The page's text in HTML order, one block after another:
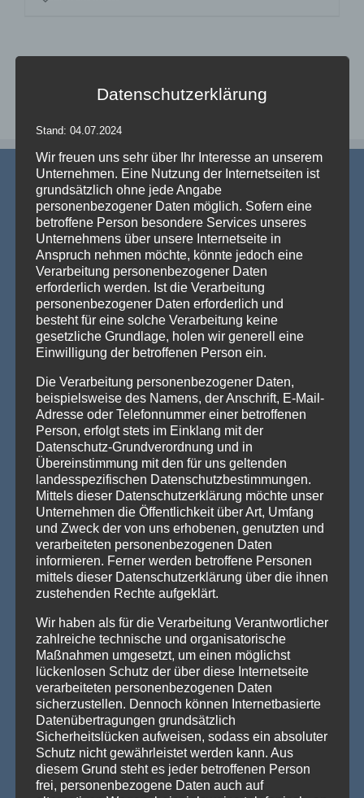
AKTUELLE NEWS
💡 Messehallen sind riesig, die Decken extrem hoch
– Wenn die Technik verschwindet und die Marken
strahlen – Traversenhussen
Traversenhussen: Die elegante Lösung für technische Konstruktionen
Wer hier einen [...] Weiterlesen »
Vom Gentlemen’s Club zum Eventhighlight – wie
GALACTICA den Chesterfield-Look neu erfindet
Die Stehtischhusse GALACTICA im Chesterfield Style bringt
den ikonischen Gentlemen’s-Club-Charme [...]Weiterlesen »
Wenn eine ganze Stadt im Halloween-Fieber ist…
Willkommen in Arnstadt! Zum 25. Mal verwandelt sich
Arnstadt zur [...]Weiterlesen »
PRODUKTSUCHE
Datenschutzerklärung
Stand: 04.07.2024
Wir freuen uns sehr über Ihr Interesse an unserem
Unternehmen. Eine Nutzung der Internetseiten ist
grundsätzlich ohne jede Angabe
personenbezogener Daten möglich. Sofern eine
betroffene Person besondere Services unseres
Unternehmens über unsere Internetseite in
Anspruch nehmen möchte, könnte jedoch eine
Verarbeitung personenbezogener Daten
erforderlich werden. Ist die Verarbeitung
personenbezogener Daten erforderlich und
besteht für eine solche Verarbeitung keine
gesetzliche Grundlage, holen wir generell eine
Einwilligung der betroffenen Person ein.
Die Verarbeitung personenbezogener Daten,
beispielsweise des Namens, der Anschrift, E-Mail-
Adresse oder Telefonnummer einer betroffenen
Person, erfolgt stets im Einklang mit der
Datenschutz-Grundverordnung und in
Übereinstimmung mit den für uns geltenden
landesspezifischen Datenschutzbestimmungen.
Mittels dieser Datenschutzerklärung möchte unser
Unternehmen die Öffentlichkeit über Art, Umfang
und Zweck der von uns erhobenen, genutzten und
verarbeiteten personenbezogenen Daten
informieren. Ferner werden betroffene Personen
mittels dieser Datenschutzerklärung über die ihnen
zustehenden Rechte aufgeklärt.
Wir haben als für die Verarbeitung Verantwortlicher
zahlreiche technische und organisatorische
Maßnahmen umgesetzt, um einen möglichst
lückenlosen Schutz der über diese Internetseite
verarbeiteten personenbezogenen Daten
sicherzustellen. Dennoch können Internetbasierte
Datenübertragungen grundsätzlich
Sicherheitslücken aufweisen, sodass ein absoluter
Schutz nicht gewährleistet werden kann. Aus
diesem Grund steht es jeder betroffenen Person
frei, personenbezogene Daten auch auf